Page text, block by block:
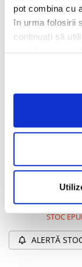
pot combina cu
în urma folosirii
continuați să
ADAUGĂ ÎN COȘ
ADAUGĂ ÎN
Orgreen Open
STOC
ALERTĂ